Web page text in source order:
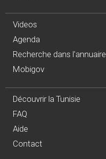
Videos
Agenda
Recherche dans l'annuaire
Mobigov
Découvrir la Tunisie
FAQ
Aide
Contact